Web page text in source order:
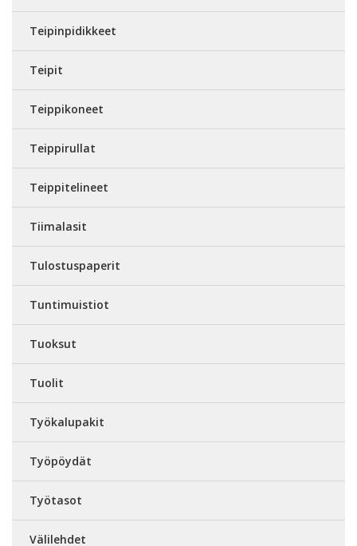
Teipinpidikkeet
Teipit
Teippikoneet
Teippirullat
Teippitelineet
Tiimalasit
Tulostuspaperit
Tuntimuistiot
Tuoksut
Tuolit
Työkalupakit
Työpöydät
Työtasot
Välilehdet